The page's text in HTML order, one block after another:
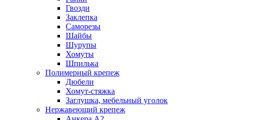
Гвозди
Заклепка
Саморезы
Шайбы
Шурупы
Хомуты
Шпилька
Полимерный крепеж
Дюбели
Хомут-стяжка
Заглушка, мебельный уголок
Нержавеющий крепеж